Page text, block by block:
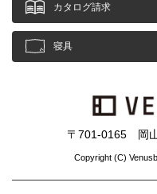
カタログ請求
寝具
〒701-0165 岡
Copyright (C)